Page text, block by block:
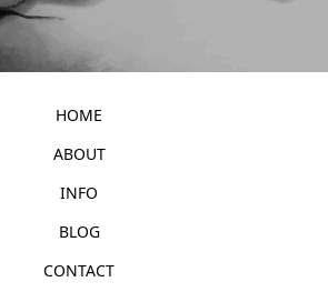
HOME
ABOUT
INFO
BLOG
CONTACT